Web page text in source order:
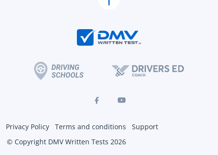
Privacy Policy Terms and conditions
Support
© Copyright DMV Written Tests 2026